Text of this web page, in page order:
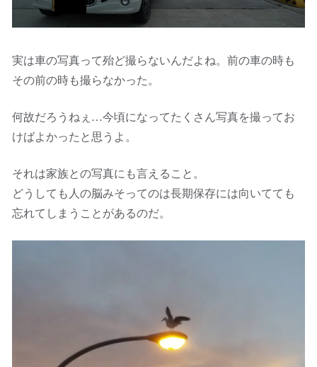
実は車の写真って殆ど撮らないんだよね。前の車の時も
その前の時も撮らなかった。
何故だろうねぇ…今頃になってたくさん写真を撮ってお
けばよかったと思うよ。
それは家族との写真にも言えること。
どうしても人の脳みそってのは長期保存には向いてても
忘れてしまうことがあるのだ。